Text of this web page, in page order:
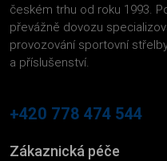
českém trhu od roku 1993.
převážně dovozu
provozování sportovní
a příslušenství.
+420 778 474 544
Zákaznická péče